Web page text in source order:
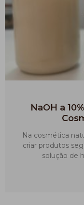
NaOH a
Na cosmética
criar produtos
solução de